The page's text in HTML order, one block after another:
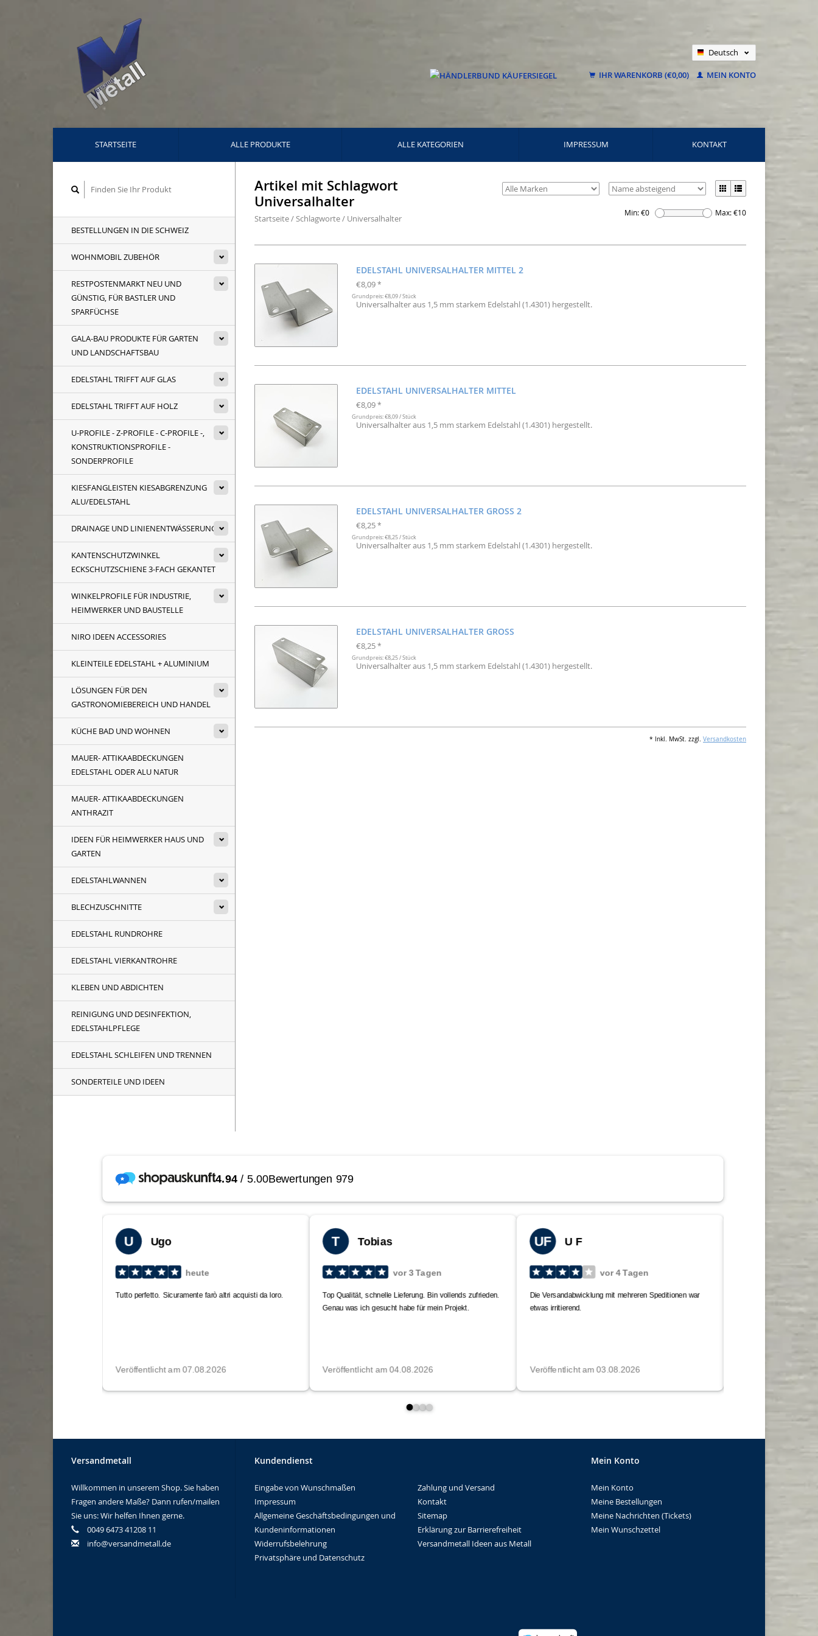
Deutsch
Français
IHR WARENKORB (€0,00) MEIN KONTO
STARTSEITE ALLE PRODUKTE ALLE KATEGORIEN IMPRESSUM KONTAKT
BESTELLUNGEN IN DIE SCHWEIZ
WOHNMOBIL ZUBEHÖR
RESTPOSTENMARKT NEU UND
GÜNSTIG, FÜR BASTLER UND
SPARFÜCHSE
GALA-BAU PRODUKTE FÜR GARTEN
UND LANDSCHAFTSBAU
EDELSTAHL TRIFFT AUF GLAS
EDELSTAHL TRIFFT AUF HOLZ
U-PROFILE - Z-PROFILE - C-PROFILE -,
KONSTRUKTIONSPROFILE -
SONDERPROFILE
KIESFANGLEISTEN KIESABGRENZUNG
ALU/EDELSTAHL
DRAINAGE UND LINIENENTWÄSSERUNG
KANTENSCHUTZWINKEL
ECKSCHUTZSCHIENE 3-FACH GEKANTET
WINKELPROFILE FÜR INDUSTRIE,
HEIMWERKER UND BAUSTELLE
NIRO IDEEN ACCESSORIES
KLEINTEILE EDELSTAHL + ALUMINIUM
LÖSUNGEN FÜR DEN
GASTRONOMIEBEREICH UND HANDEL
KÜCHE BAD UND WOHNEN
MAUER- ATTIKAABDECKUNGEN
EDELSTAHL ODER ALU NATUR
MAUER- ATTIKAABDECKUNGEN
ANTHRAZIT
IDEEN FÜR HEIMWERKER HAUS UND
GARTEN
EDELSTAHLWANNEN
BLECHZUSCHNITTE
EDELSTAHL RUNDROHRE
EDELSTAHL VIERKANTROHRE
KLEBEN UND ABDICHTEN
REINIGUNG UND DESINFEKTION,
EDELSTAHLPFLEGE
EDELSTAHL SCHLEIFEN UND TRENNEN
SONDERTEILE UND IDEEN
Artikel mit Schlagwort
Universalhalter
Startseite/Schlagworte/ Universalhalter
Min: €0 Max: €10
EDELSTAHL UNIVERSALHALTER MITTEL 2
€8,09 *
Grundpreis: €8,09 / Stück
Universalhalter aus 1,5 mm starkem Edelstahl (1.4301) hergestellt.
EDELSTAHL UNIVERSALHALTER MITTEL
€8,09 *
Grundpreis: €8,09 / Stück
Universalhalter aus 1,5 mm starkem Edelstahl (1.4301) hergestellt.
EDELSTAHL UNIVERSALHALTER GROSS 2
€8,25 *
Grundpreis: €8,25 / Stück
Universalhalter aus 1,5 mm starkem Edelstahl (1.4301) hergestellt.
EDELSTAHL UNIVERSALHALTER GROSS
€8,25 *
Grundpreis: €8,25 / Stück
Universalhalter aus 1,5 mm starkem Edelstahl (1.4301) hergestellt.
* Inkl. MwSt. zzgl. Versandkosten
Versandmetall
Willkommen in unserem Shop. Sie haben
Fragen andere Maße? Dann rufen/mailen
Sie uns: Wir helfen Ihnen gerne.
0049 6473 41208 11
info@versandmetall.de
Kundendienst
Eingabe von Wunschmaßen
Impressum
Allgemeine Geschäftsbedingungen und
Kundeninformationen
Widerrufsbelehrung
Privatsphäre und Datenschutz
Zahlung und Versand
Kontakt
Sitemap
Erklärung zur Barrierefreiheit
Versandmetall Ideen aus Metall
Mein Konto
Mein Konto
Meine Bestellungen
Meine Nachrichten (Tickets)
Mein Wunschzettel